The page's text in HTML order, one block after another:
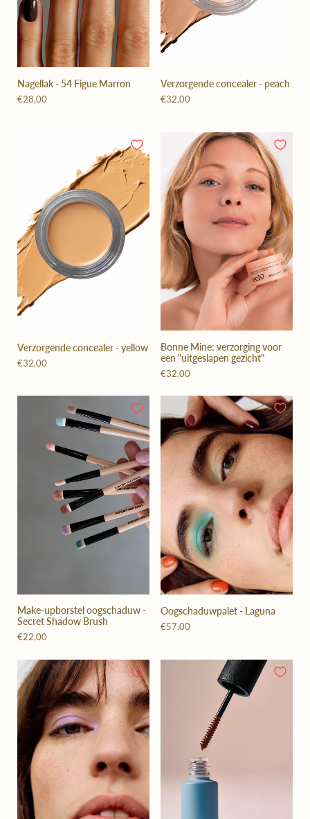
Nagellak - 54 Figue Marron
€28,00
Verzorgende concealer - peach
€32,00
Verzorgende concealer - yellow
€32,00
Bonne Mine: verzorging voor
een "uitgeslapen gezicht"
€32,00
Make-upborstel oogschaduw -
Secret Shadow Brush
€22,00
Oogschaduwpalet - Laguna
€57,00